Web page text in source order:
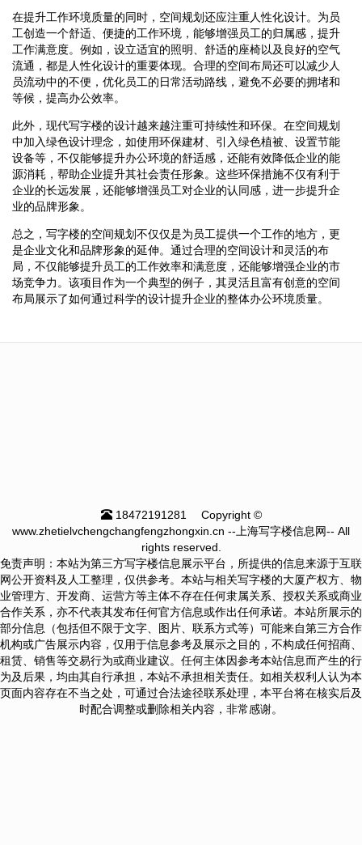
在提升工作环境质量的同时，空间规划还应注重人性化设计。为员
工创造一个舒适、便捷的工作环境，能够增强员工的归属感，提升
工作满意度。例如，设立适宜的照明、舒适的座椅以及良好的空气
流通，都是人性化设计的重要体现。合理的空间布局还可以减少人
员流动中的不便，优化员工的日常活动路线，避免不必要的拥堵和
等候，提高办公效率。
此外，现代写字楼的设计越来越注重可持续性和环保。在空间规划
中加入绿色设计理念，如使用环保建材、引入绿色植被、设置节能
设备等，不仅能够提升办公环境的舒适感，还能有效降低企业的能
源消耗，帮助企业提升其社会责任形象。这些环保措施不仅有利于
企业的长远发展，还能够增强员工对企业的认同感，进一步提升企
业的品牌形象。
总之，写字楼的空间规划不仅仅是为员工提供一个工作的地方，更
是企业文化和品牌形象的延伸。通过合理的空间设计和灵活的布
局，不仅能够提升员工的工作效率和满意度，还能够增强企业的市
场竞争力。该项目作为一个典型的例子，其灵活且富有创意的空间
布局展示了如何通过科学的设计提升企业的整体办公环境质量。
18472191281
Copyright ©
www.zhetielvchengchangfengzhongxin.cn --上海写字楼信息网-- All
rights reserved.
免责声明：本站为第三方写字楼信息展示平台，所提供的信息来源于互联
网公开资料及人工整理，仅供参考。本站与相关写字楼的大厦产权方、物
业管理方、开发商、运营方等主体不存在任何隶属关系、授权关系或商业
合作关系，亦不代表其发布任何官方信息或作出任何承诺。本站所展示的
部分信息（包括但不限于文字、图片、联系方式等）可能来自第三方合作
机构或广告展示内容，仅用于信息参考及展示之目的，不构成任何招商、
租赁、销售等交易行为或商业建议。任何主体因参考本站信息而产生的行
为及后果，均由其自行承担，本站不承担相关责任。如相关权利人认为本
页面内容存在不当之处，可通过合法途径联系处理，本平台将在核实后及
时配合调整或删除相关内容，非常感谢。